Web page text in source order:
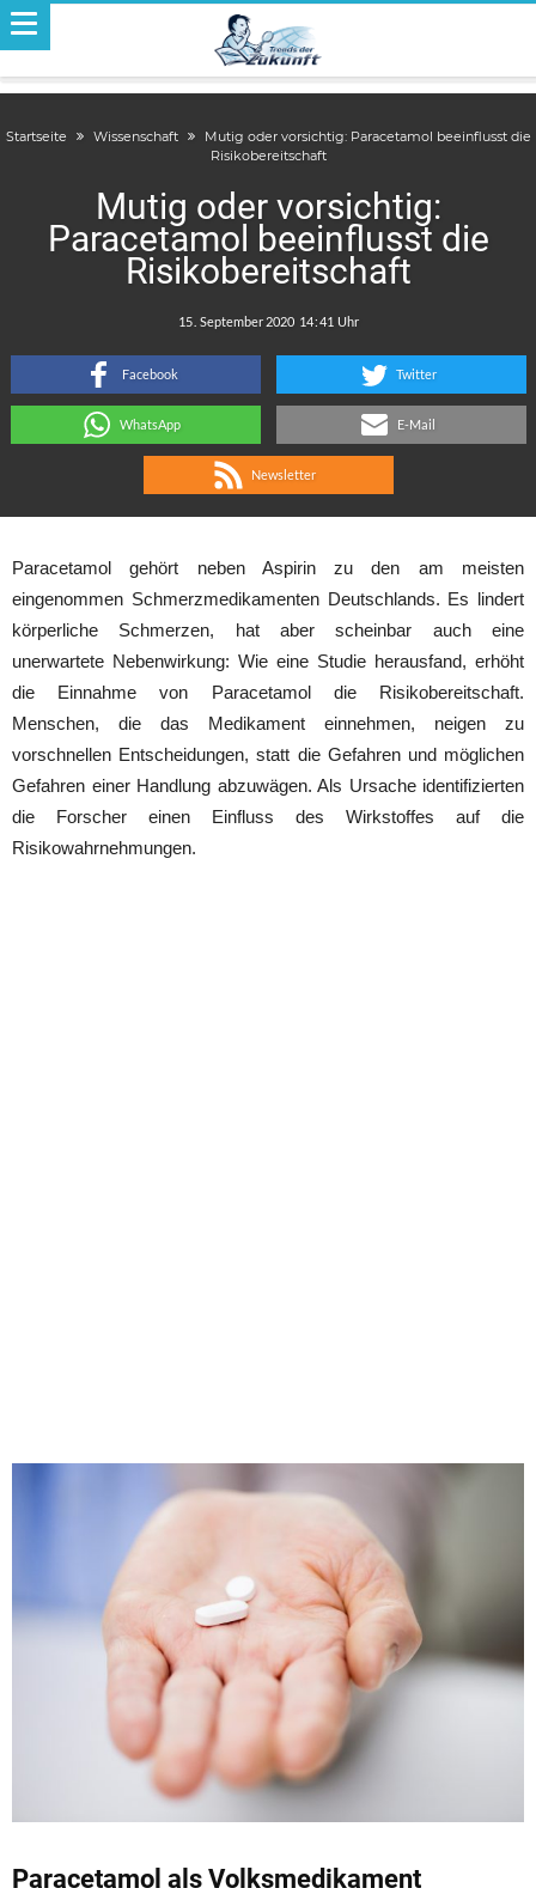
Startseite Wissenschaft
Mutig oder vorsichtig: Paracetamol beeinflusst die
Risikobereitschaft
Mutig oder vorsichtig:
Paracetamol beeinflusst die
Risikobereitschaft
:
Facebook Twitter
WhatsApp E-Mail
Newsletter
Paracetamol gehört neben Aspirin zu den am meisten
eingenommen Schmerzmedikamenten Deutschlands. Es lindert
körperliche Schmerzen, hat aber scheinbar auch eine
unerwartete Nebenwirkung: Wie eine Studie herausfand, erhöht
die Einnahme von Paracetamol die Risikobereitschaft.
Menschen, die das Medikament einnehmen, neigen zu
vorschnellen Entscheidungen, statt die Gefahren und möglichen
Gefahren einer Handlung abzuwägen. Als Ursache identifizierten
die Forscher einen Einfluss des Wirkstoffes auf die
Risikowahrnehmungen.
Paracetamol als Volksmedikament